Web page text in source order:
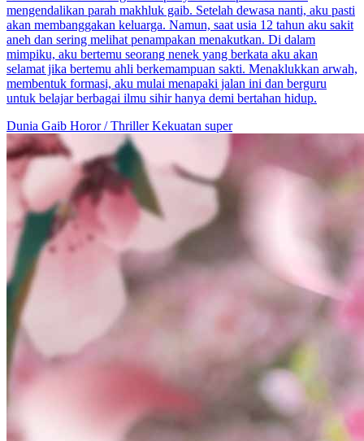
Aku Cuma Mau Balas Budi
100 Episodes
Tali takdir menarik kedua orang yang berbeda status untuk menjalin
hubungan pernikahan bersyarat, “Semua akan kuberikan, ayahmu
akan kuselamatkan, apa pun aku rela, tapi jangan pernah
meninggalkan aku.”
Cinta yang manis
Romansa UrbanCeo
Ayahanda Sang Pangeran, Ibu Jangan Tergamam
75 Episodes
Ezlin Terjebak dalam Badan 100kg! Misi Pertama: Cari Lelaki dan
Jadi Raja Gunung... Tapi Tanpa Disangka, Dia Melahirkan
...Tonton Ayahanda Sang Pangeran, Ibu Jangan Tergamam secara
free di NetShort. Temui lebih banyak drama popular.
Ibu Jangan Tergamam
Bayi Comel
Kakak, Jangan Abaikan Aku
60 Episodes